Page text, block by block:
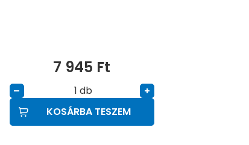
7 945 Ft
– db
+
KOSÁRBA TESZEM